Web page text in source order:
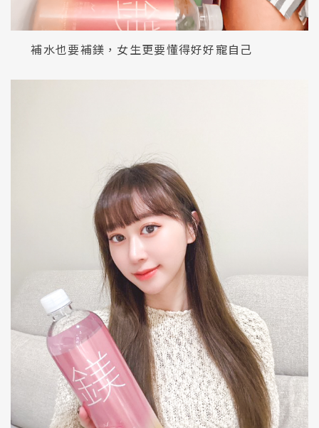
補水也要補鎂，女生更要懂得好好寵自己